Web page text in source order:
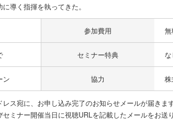
導く指揮を執ってきた。
参加費用
セミナー特典 な
ン 協力
ス宛に、お申し込み完了のお知らせメールが届きます
ミナー開催当日に視聴URLを記載したメールをお送